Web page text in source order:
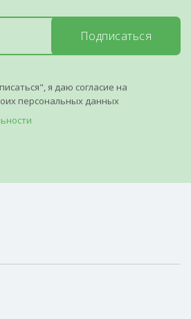
Подписаться
я даю согласие на
персональных данных